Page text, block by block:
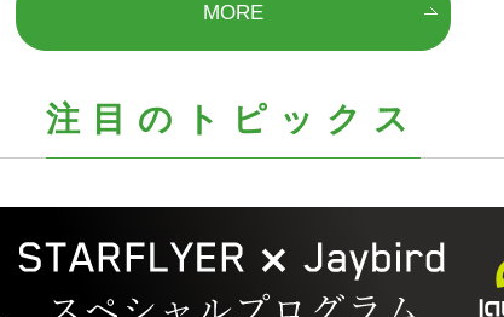
MORE
注目のトピックス